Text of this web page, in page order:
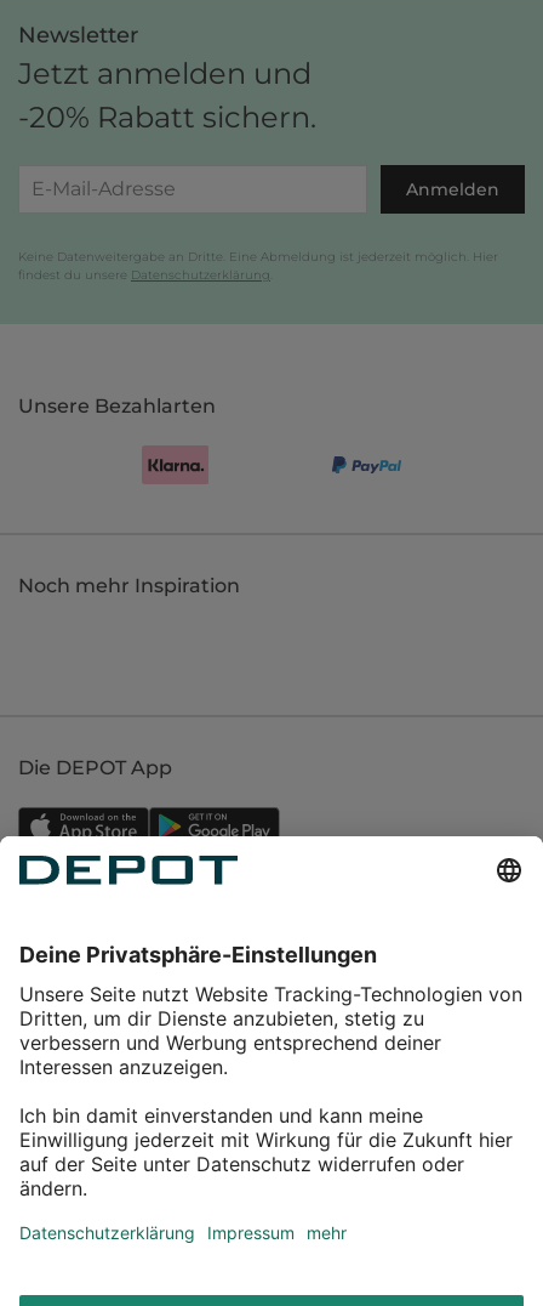
Newsletter
Jetzt anmelden und
-20% Rabatt sichern.
Anmelden
Keine Datenweitergabe an Dritte. Eine Abmeldung ist jederzeit möglich. Hier
findest du unsere Datenschutzerklärung
Unsere Bezahlarten
Noch mehr Inspiration
Die DEPOT App
Service
Über DEPOT
Kontakt